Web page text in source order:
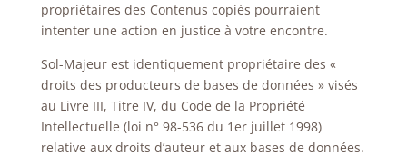
propriétaires des Contenus copiés pourraient
intenter une action en justice à votre encontre.
Sol-Majeur est identiquement propriétaire des «
droits des producteurs de bases de données » visés
au Livre III, Titre IV, du Code de la Propriété
Intellectuelle (loi n° 98-536 du 1er juillet 1998)
relative aux droits d’auteur et aux bases de données.